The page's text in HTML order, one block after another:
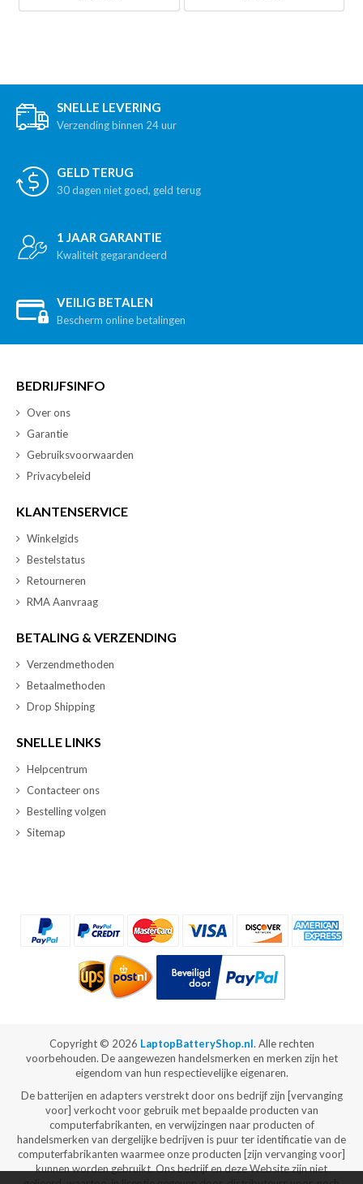
SNELLE LEVERING
Verzending binnen 24 uur
GELD TERUG
30 dagen niet goed, geld terug
1 JAAR GARANTIE
Kwaliteit gegarandeerd
VEILIG BETALEN
Bescherm online betalingen
BEDRIJFSINFO
Over ons
Garantie
Gebruiksvoorwaarden
Privacybeleid
KLANTENSERVICE
Winkelgids
Bestelstatus
Retourneren
RMA Aanvraag
BETALING & VERZENDING
Verzendmethoden
Betaalmethoden
Drop Shipping
SNELLE LINKS
Helpcentrum
Contacteer ons
Bestelling volgen
Sitemap
Copyright © 2026 LaptopBatteryShop.nl. Alle rechten
voorbehouden. De aangewezen handelsmerken en merken zijn het
eigendom van hun respectievelijke eigenaren.
De batterijen en adapters verstrekt door ons bedrijf zijn [vervanging
voor] verkocht voor gebruik met bepaalde producten van
computerfabrikanten, en verwijzingen naar producten of
handelsmerken van dergelijke bedrijven is puur ter identificatie van de
computerfabrikanten waarmee onze producten [zijn vervanging voor]
kunnen worden gebruikt. Ons bedrijf en deze Website zijn niet